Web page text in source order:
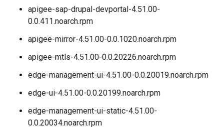
apigee-sap-drupal-devportal-4.51.00-
0.0.411.noarch.rpm
apigee-mirror-4.51.00-0.0.1020.noarch.rpm
apigee-mtls-4.51.00-0.0.20226.noarch.rpm
edge-management-ui-4.51.00-0.0.20019.noarch.rpm
edge-ui-4.51.00-0.0.20199.noarch.rpm
edge-management-ui-static-4.51.00-
0.0.20034.noarch.rpm